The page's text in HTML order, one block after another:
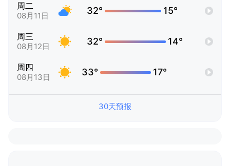
周二
08月11日 32° 15°
周三
08月12日 32° 14°
周四
08月13日 33° 17°
30天预报